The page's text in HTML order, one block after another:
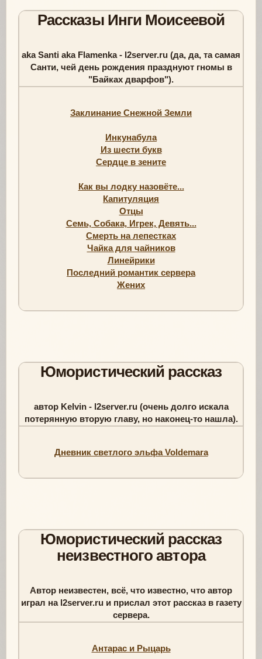
Рассказы Инги Моисеевой
aka Santi aka Flamenka - l2server.ru (да, да, та самая
Санти, чей день рождения празднуют гномы в
"Байках дварфов").
Заклинание Снежной Земли
Инкунабула
Из шести букв
Сердце в зените
Как вы лодку назовёте...
Капитуляция
Отцы
Семь, Собака, Игрек, Девять...
Смерть на лепестках
Чайка для чайников
Линейрики
Последний романтик сервера
Жених
Юмористический рассказ
автор Kelvin - l2server.ru (очень долго искала
потерянную вторую главу, но наконец-то нашла).
Дневник светлого эльфа Voldemara
Юмористический рассказ
неизвестного автора
Автор неизвестен, всё, что известно, что автор
играл на l2server.ru и прислал этот рассказ в газету
сервера.
Антарас и Рыцарь